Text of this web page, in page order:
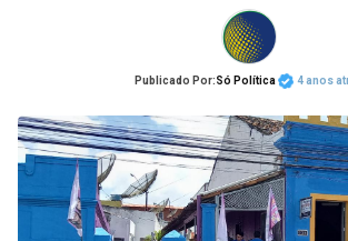
Publicado Por:Só Política 4 anos